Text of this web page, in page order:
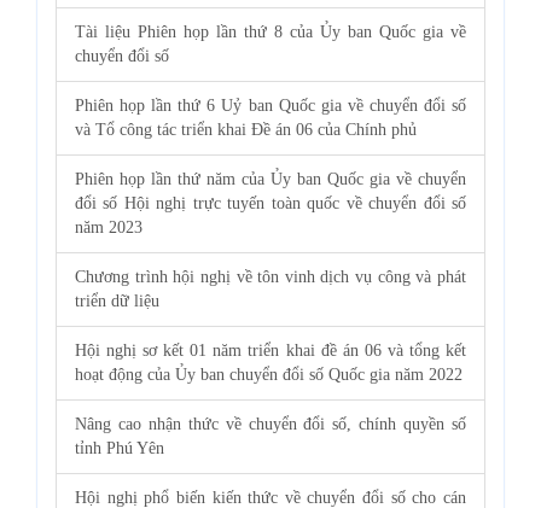
Tài liệu Phiên họp lần thứ 8 của Ủy ban Quốc gia về
chuyển đổi số
Phiên họp lần thứ 6 Uỷ ban Quốc gia về chuyển đổi số
và Tổ công tác triển khai Đề án 06 của Chính phủ
Phiên họp lần thứ năm của Ủy ban Quốc gia về chuyển
đổi số Hội nghị trực tuyến toàn quốc về chuyển đổi số
năm 2023
Chương trình hội nghị về tôn vinh dịch vụ công và phát
triển dữ liệu
Hội nghị sơ kết 01 năm triển khai đề án 06 và tổng kết
hoạt động của Ủy ban chuyển đổi số Quốc gia năm 2022
Nâng cao nhận thức về chuyển đổi số, chính quyền số
tỉnh Phú Yên
Hội nghị phổ biến kiến thức về chuyển đổi số cho cán